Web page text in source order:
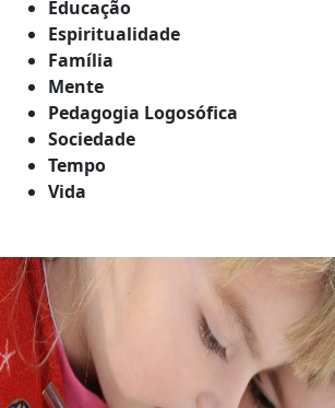
Educação
Espiritualidade
Família
Mente
Pedagogia Logosófica
Sociedade
Tempo
Vida